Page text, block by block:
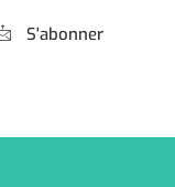
S'abonner